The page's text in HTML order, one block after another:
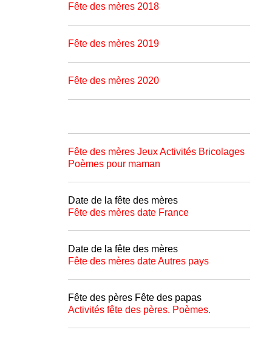
Fête des mères 2018
Fête des mères 2019
Fête des mères 2020
Fête des mères Jeux Activités Bricolages
Poèmes pour maman
Date de la fête des mères
Fête des mères date France
Date de la fête des mères
Fête des mères date Autres pays
Fête des pères Fête des papas
Activités fête des pères. Poèmes.